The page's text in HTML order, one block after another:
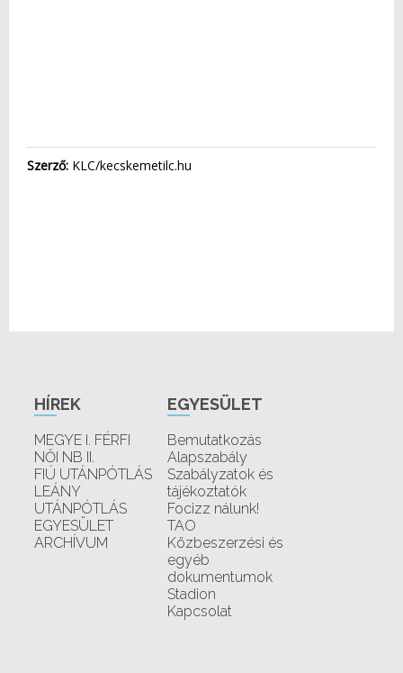
Szerző: KLC/kecskemetilc.hu
HÍREK
MEGYE I. FÉRFI
NŐI NB II.
FIÚ UTÁNPÓTLÁS
LEÁNY
UTÁNPÓTLÁS
EGYESÜLET
ARCHÍVUM
EGYESÜLET
Bemutatkozás
Alapszabály
Szabályzatok és
tájékoztatók
Focizz nálunk!
TAO
Közbeszerzési és
egyéb
dokumentumok
Stadion
Kapcsolat